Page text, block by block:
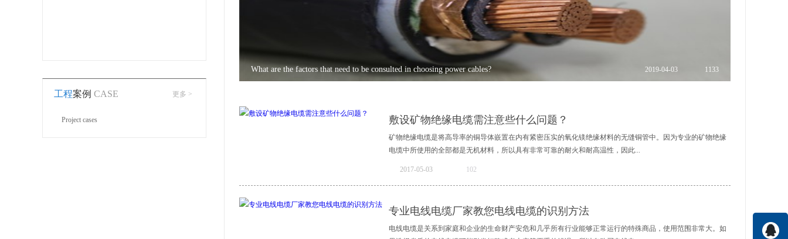
工程案例 CASE
Project cases
更多 >
What are the factors that need to be consulted in choosing power cables? 2019-04-03 1133
敷设矿物绝缘电缆需注意些什么问题？
矿物绝缘电缆是将高导率的铜导体嵌置在内有紧密压实的氧化镁绝缘材料的无缝铜管中。因为专业的矿物绝缘
电缆中所使用的全部都是无机材料，所以具有非常可靠的耐火和耐高温性，因此...
且还要仔细查看即将施工的矿物绝缘电缆电阻是否达到了标准所规定的的要求。2、由于电缆的使用会存在一
定的弯曲半径，所以在对专业的矿物绝缘电缆进行敷设的时候要注意其最小弯曲半径应该满足相关的规定。
2017-05-03 102
专业电线电缆厂家教您电线电缆的识别方法
电线电缆是关系到家庭和企业的生命财产安危和几乎所有行业能够正常运行的特殊商品，使用范围非常大。如